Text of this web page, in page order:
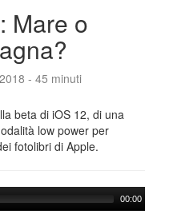
Mare o
- 45 minuti
beta di iOS 12, di una
low power per
fotolibri di Apple.
00:00